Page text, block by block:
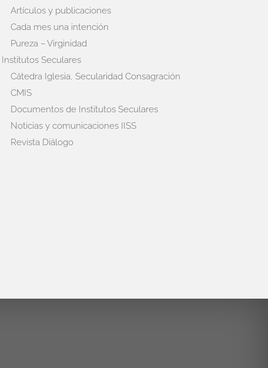
Artículos y publicaciones
Cada mes una intención
Pureza – Virginidad
Institutos Seculares
Cátedra Iglesia, Secularidad Consagración
CMIS
Documentos de Institutos Seculares
Noticias y comunicaciones IISS
Revista Diálogo